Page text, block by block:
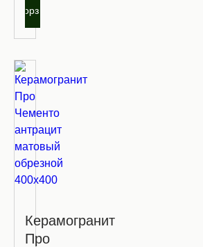
В корзину
Керамогранит
Про